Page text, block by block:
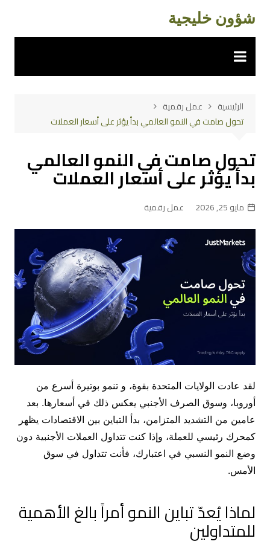
المحتوى
شؤون خليجية
الرئيسية
عمل رقمية
تحول صامت في النمو العالمي بدأ يؤثر على أسعار العملات
تحول صامت في النمو العالمي
بدأ يؤثر على أسعار العملات
مايو 25, 2026 عمل رقمية
لقد عادت الولايات المتحدة بقوة، و تنمو بوتيرة أسرع من
أوروبا، وسوق الصرف الأجنبي يعكس ذلك في أسعارها. بعد
عامين من التشديد المتزامن، بدأ التباين بين الاقتصادات يظهر
كمحرك رئيسي للعملة، وإذا كنت تتداول العملات الأجنبية دون
وضع النمو النسبي في اعتبارك، فأنت تتداول في سوق
الأمس.
لماذا يُعدّ تباين النمو أمراً بالغ الأهمية
للمتداولين